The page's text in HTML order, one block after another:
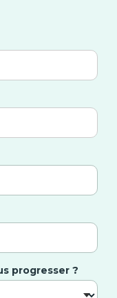
progresser ?